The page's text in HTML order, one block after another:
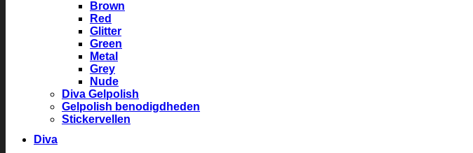
Brown
Red
Glitter
Green
Metal
Grey
Nude
Diva Gelpolish
Gelpolish benodigdheden
Stickervellen
Diva